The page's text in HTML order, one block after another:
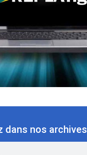
dans nos archives